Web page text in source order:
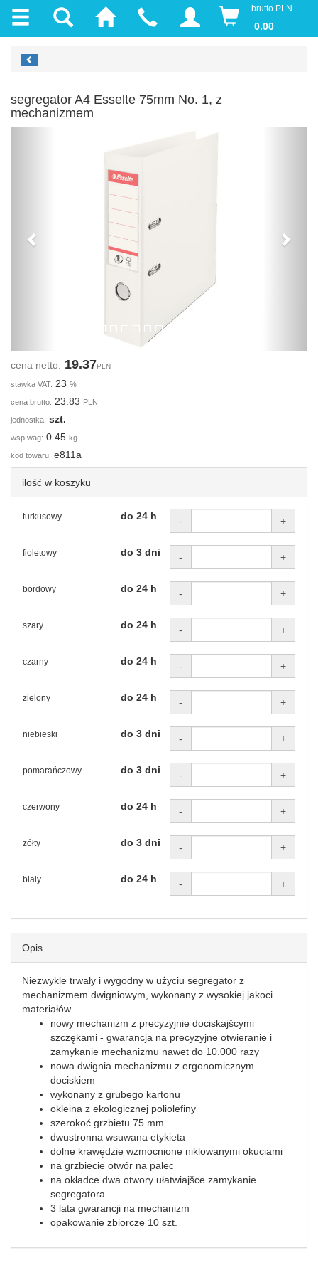
brutto PLN
0.00
segregator A4 Esselte 75mm No. 1, z
mechanizmem
cena netto: 19.37PLN
stawka VAT: 23 %
cena brutto: 23.83 PLN
jednostka: szt.
wsp wag: 0.45 kg
kod towaru: e811a__
ilość w koszyku
turkusowy do 24 h - +
fioletowy do 3 dni - +
bordowy do 24 h - +
szary do 24 h - +
czarny do 24 h - +
zielony do 24 h - +
niebieski do 3 dni - +
pomarańczowy do 3 dni - +
czerwony do 24 h - +
żółty do 3 dni - +
biały do 24 h - +
Opis
Niezwykle trwały i wygodny w użyciu segregator z
mechanizmem dwigniowym, wykonany z wysokiej jakoci
materiałów
nowy mechanizm z precyzyjnie dociskajšcymi
szczękami - gwarancja na precyzyjne otwieranie i
zamykanie mechanizmu nawet do 10.000 razy
nowa dwignia mechanizmu z ergonomicznym
dociskiem
wykonany z grubego kartonu
okleina z ekologicznej poliolefiny
szerokoć grzbietu 75 mm
dwustronna wsuwana etykieta
dolne krawędzie wzmocnione niklowanymi okuciami
na grzbiecie otwór na palec
na okładce dwa otwory ułatwiajšce zamykanie
segregatora
3 lata gwarancji na mechanizm
opakowanie zbiorcze 10 szt.